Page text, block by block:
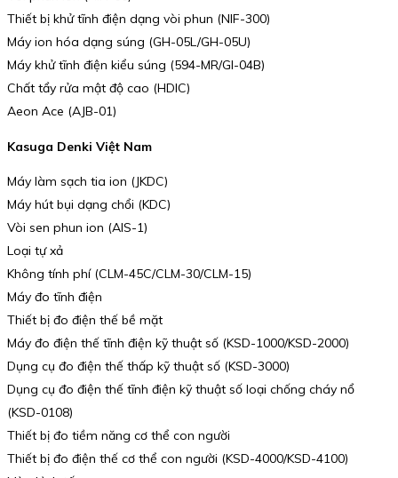
Thiết bị khử tĩnh điện dạng vòi phun (NIF-300)
Máy ion hóa dạng súng (GH-05L/GH-05U)
Máy khử tĩnh điện kiểu súng (594-MR/GI-04B)
Chất tẩy rửa mật độ cao (HDIC)
Aeon Ace (AJB-01)
Kasuga Denki Việt Nam
Máy làm sạch tia ion (JKDC)
Máy hút bụi dạng chổi (KDC)
Vòi sen phun ion (AIS-1)
Loại tự xả
Không tính phí (CLM-45C/CLM-30/CLM-15)
Máy đo tĩnh điện
Thiết bị đo điện thế bề mặt
Máy đo điện thế tĩnh điện kỹ thuật số (KSD-1000/KSD-2000)
Dụng cụ đo điện thế thấp kỹ thuật số (KSD-3000)
Dụng cụ đo điện thế tĩnh điện kỹ thuật số loại chống cháy nổ
(KSD-0108)
Thiết bị đo tiềm năng cơ thể con người
Thiết bị đo điện thế cơ thể con người (KSD-4000/KSD-4100)